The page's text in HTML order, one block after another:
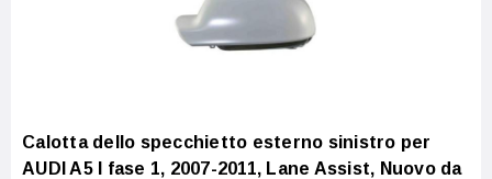
Calotta dello specchietto esterno sinistro per
AUDI A5 I fase 1, 2007-2011, Lane Assist, Nuovo da